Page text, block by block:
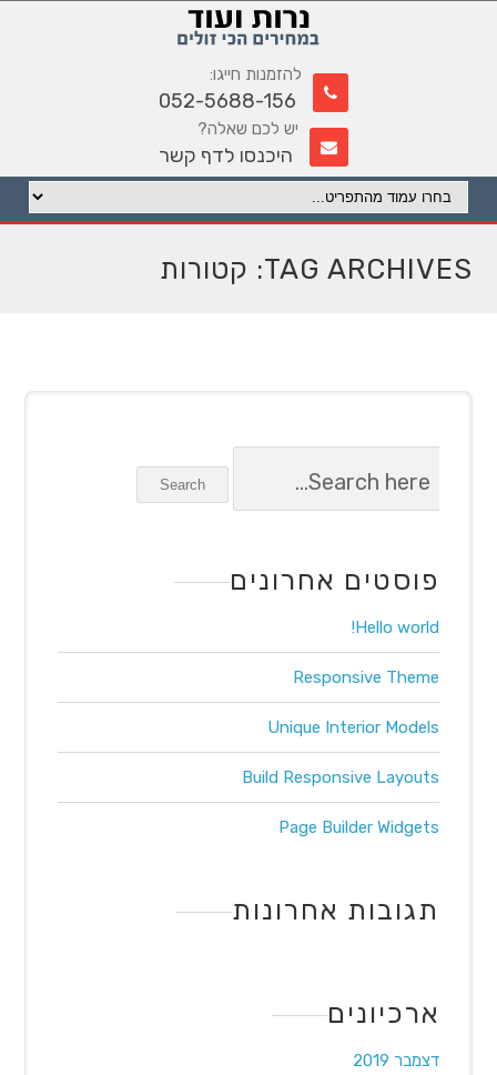
להזמנות חייגו:
052-5688-156
יש לכם שאלה?
היכנסו לדף קשר
TAG ARCHIVES: קטורות
Search
פוסטים אחרונים
Hello world!
Responsive Theme
Unique Interior Models
Build Responsive Layouts
Page Builder Widgets
תגובות אחרונות
ארכיונים
דצמבר 2019